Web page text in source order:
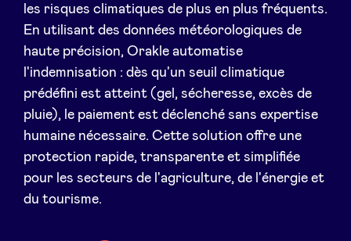
Avantages
BeAngels Academy
BeAngels Luxembourg
NXT Brussels - Groupe d'investissement
Pooling Services
les risques climatiques de plus en plus fréquents.
En utilisant des données météorologiques de
haute précision, Orakle automatise
l'indemnisation : dès qu'un seuil climatique
prédéfini est atteint (gel, sécheresse, excès de
pluie), le paiement est déclenché sans expertise
humaine nécessaire. Cette solution offre une
protection rapide, transparente et simplifiée
pour les secteurs de l'agriculture, de l'énergie et
du tourisme.